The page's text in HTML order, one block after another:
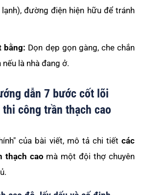
đường điện hiện hữu để tránh
bằng: Dọn dẹp gọn gàng, che chắn
là nhà đang ở.
dẫn 7 bước cốt lõi
công trần thạch cao
của bài viết, mô tả chi tiết các
thạch cao mà một đội thợ chuyên